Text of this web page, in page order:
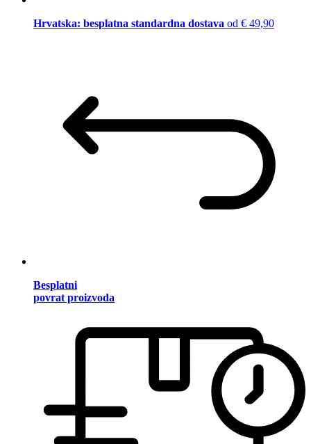
Hrvatska: besplatna standardna dostava od € 49,90
Besplatni
povrat proizvoda